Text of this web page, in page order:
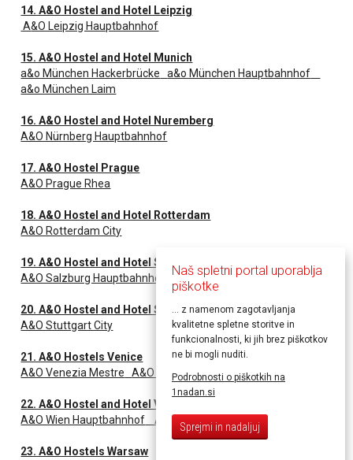
14. A&O Hostel and Hotel Leipzig
A&O Leipzig Hauptbahnhof
15. A&O Hostel and Hotel Munich
a&o München Hackerbrücke
a&o München Hauptbahnhof
a&o München Laim
16. A&O Hostel and Hotel Nuremberg
A&O Nürnberg Hauptbahnhof
17. A&O Hostel Prague
A&O Prague Rhea
18. A&O Hostel and Hotel Rotterdam
A&O Rotterdam City
19. A&O Hostel and Hotel Salzburg
A&O Salzburg Hauptbahnhof
20. A&O Hostel and Hotel Stuttgart
A&O Stuttgart City
21. A&O Hostels Venice
A&O Venezia Mestre
A&O Venezia Mestre 2
22. A&O Hostel and Hotel Vienna
A&O Wien Hauptbahnhof
A&O Wien Stadthalle
23. A&O Hostels Warsaw
Naš spletni portal uporablja
piškotke
... z namenom zagotavljanja
kvalitetne spletne storitve in
funkcionalnosti, ki jih brez piškotkov
ne bi mogli nuditi.
Podrobnosti o piškotkih na
1nadan.si
Sprejmi in nadaljuj